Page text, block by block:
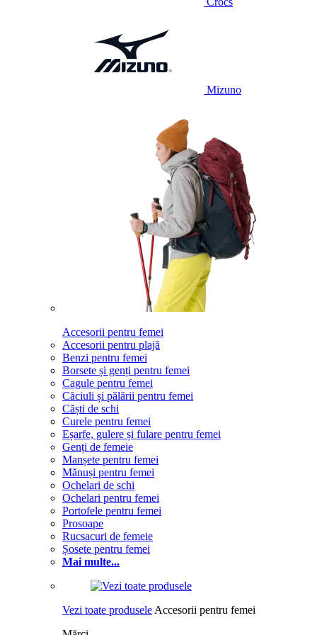
Mizuno
Accesorii pentru femei
Accesorii pentru plajă
Benzi pentru femei
Borsete și genți pentru femei
Cagule pentru femei
Căciuli și pălării pentru femei
Căști de schi
Curele pentru femei
Eșarfe, gulere și fulare pentru femei
Genți de femeie
Manșete pentru femei
Mănuși pentru femei
Ochelari de schi
Ochelari pentru femei
Portofele pentru femei
Prosoape
Rucsacuri de femeie
Șosete pentru femei
Mai multe...
Vezi toate produsele Accesorii pentru femei